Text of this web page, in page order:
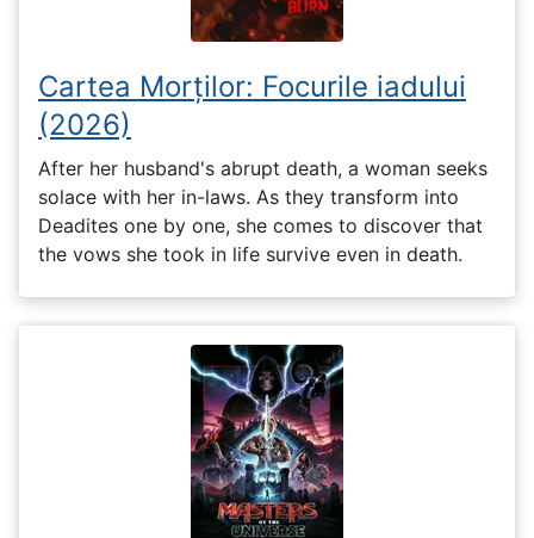
Cartea Morților: Focurile iadului
(2026)
After her husband's abrupt death, a woman seeks
solace with her in-laws. As they transform into
Deadites one by one, she comes to discover that
the vows she took in life survive even in death.